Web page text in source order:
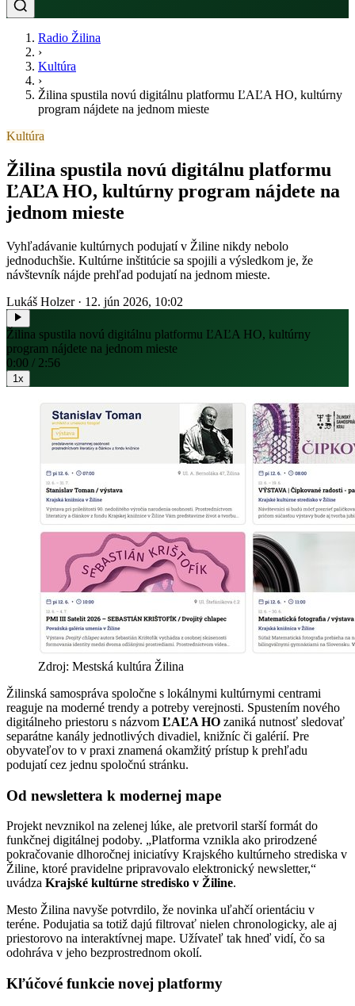
Radio Žilina
›
Kultúra
›
Žilina spustila novú digitálnu platformu ĽAĽA HO, kultúrny
program nájdete na jednom mieste
Kultúra
Žilina spustila novú digitálnu platformu
ĽAĽA HO, kultúrny program nájdete na
jednom mieste
Vyhľadávanie kultúrnych podujatí v Žiline nikdy nebolo
jednoduchšie. Kultúrne inštitúcie sa spojili a výsledkom je, že
návštevník nájde prehľad podujatí na jednom mieste.
Lukáš Holzer · 12. jún 2026, 10:02
Žilina spustila novú digitálnu platformu ĽAĽA HO, kultúrny
program nájdete na jednom mieste
0:00 / 2:56
1x
Zdroj: Mestská kultúra Žilina
Žilinská samospráva spoločne s lokálnymi kultúrnymi centrami
reaguje na moderné trendy a potreby verejnosti. Spustením nového
digitálneho priestoru s názvom ĽAĽA HO zaniká nutnosť sledovať
separátne kanály jednotlivých divadiel, knižníc či galérií. Pre
obyvateľov to v praxi znamená okamžitý prístup k prehľadu
podujatí cez jednu spoločnú stránku.
Od newslettera k modernej mape
Projekt nevznikol na zelenej lúke, ale pretvoril starší formát do
funkčnej digitálnej podoby. „Platforma vznikla ako prirodzené
pokračovanie dlhoročnej iniciatívy Krajského kultúrneho strediska v
Žiline, ktoré pravidelne pripravovalo elektronický newsletter,“
uvádza Krajské kultúrne stredisko v Žiline.
Mesto Žilina navyše potvrdilo, že novinka uľahčí orientáciu v
teréne. Podujatia sa totiž dajú filtrovať nielen chronologicky, ale aj
priestorovo na interaktívnej mape. Užívateľ tak hneď vidí, čo sa
odohráva v jeho bezprostrednom okolí.
Kľúčové funkcie novej platformy